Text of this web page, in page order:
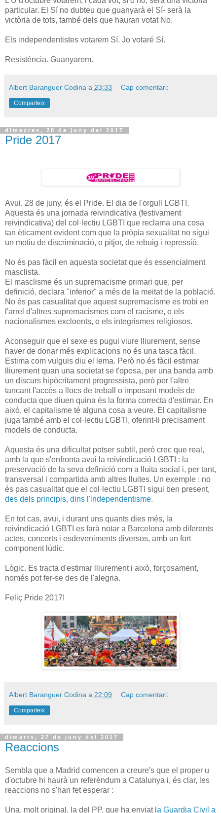
particular. El Sí no dubteu que guanyarà el Sí- serà la
victòria de tots, també dels que hauran votat No.
Els independentistes votarem Sí. Jo votaré Sí.
Resistència. Guanyarem.
Albert Baranguer Codina a 23:33 Cap comentari:
Comparteix
dimecres, 28 de juny del 2017
Pride 2017
Avui, 28 de juny, és el Pride. El dia de l'orgull LGBTI.
Aquesta és una jornada reivindicativa (festivament
reivindicativa) del col·lectiu LGBTI que reclama una cosa
tan èticament evident com que la pròpia sexualitat no sigui
un motiu de discriminació, o pitjor, de rebuig i repressió.
No és pas fàcil en aquesta societat que és essencialment
masclista.
El masclisme és un supremacisme primari que, per
definició, declara "inferior" a més de la meitat de la població.
No és pas casualitat que aquest supremacisme es trobi en
l'arrel d'altres supremacismes com el racisme, o els
nacionalismes excloents, o els integrismes religiosos.
Aconseguir que el sexe es pugui viure lliurement, sense
haver de donar més explicacions no és una tasca fàcil.
Estima com vulguis diu el lema. Però no és fàcil estimar
lliurement quan una societat se t'oposa, per una banda amb
un discurs hipòcritament progressista, però per l'altre
tancant l'accés a llocs de treball o imposant models de
conducta que diuen quina és la forma correcta d'estimar. En
això, el capitalisme té alguna cosa a veure. El capitalisme
juga també amb el col·lectiu LGBTI, oferint-li precisament
models de conducta.
Aquesta és una dificultat potser subtil, però crec que real,
amb la que s'enfronta avui la reivindicació LGBTI : la
preservació de la seva definició com a lluita social i, per tant,
transversal i compartida amb altres lluites. Un exemple : no
és pas casualitat que el col·lectiu LGBTI sigui ben present,
des dels principis, dins l'independentisme.
En tot cas, avui, i durant uns quants dies més, la
reivindicació LGBTI es farà notar a Barcelona amb diferents
actes, concerts i esdeveniments diversos, amb un fort
component lúdic.
Lògic. Es tracta d'estimar lliurement i això, forçosament,
només pot fer-se des de l'alegria.
Feliç Pride 2017!
Albert Baranguer Codina a 22:09 Cap comentari:
Comparteix
dimarts, 27 de juny del 2017
Reaccions
Sembla que a Madrid comencen a creure's que el proper u
d'octubre hi haurà un referèndum a Catalunya i, és clar, les
reaccions no s'han fet esperar :
Una, molt original, la del PP, que ha enviat la Guardia Civil a